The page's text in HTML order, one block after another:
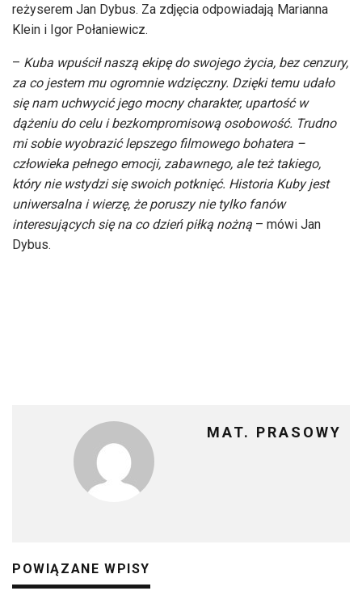
reżyserem Jan Dybus. Za zdjęcia odpowiadają Marianna
Klein i Igor Połaniewicz.
– Kuba wpuścił naszą ekipę do swojego życia, bez cenzury,
za co jestem mu ogromnie wdzięczny. Dzięki temu udało
się nam uchwycić jego mocny charakter, upartość w
dążeniu do celu i bezkompromisową osobowość. Trudno
mi sobie wyobrazić lepszego filmowego bohatera –
człowieka pełnego emocji, zabawnego, ale też takiego,
który nie wstydzi się swoich potknięć. Historia Kuby jest
uniwersalna i wierzę, że poruszy nie tylko fanów
interesujących się na co dzień piłką nożną – mówi Jan
Dybus.
MAT. PRASOWY
POWIĄZANE WPISY